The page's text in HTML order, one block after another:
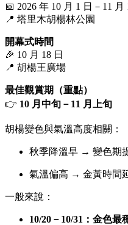
📅 2026 年 10 月 1 日－11 月
📍 塔里木胡楊林公園
開幕式時間
🎉 10 月 18 日
📍 胡楊王廣場
最佳觀賞期（重點）
👉 10 月中旬－11 月上旬
胡楊變色與氣溫高度相關：
秋季降溫早 → 變色期
氣溫偏高 → 金黃時間
一般來說：
10/20－10/31：金色最